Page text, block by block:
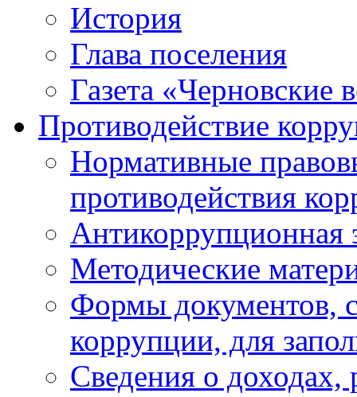
История
Глава поселения
Газета «Черновские
Противодействие
Нормативные
противодействия
Антикоррупционная
Методические
Формы документов,
коррупции, для
Сведения о доходах,